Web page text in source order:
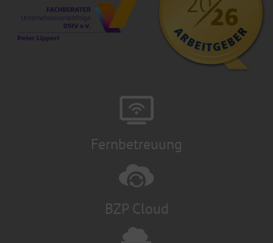
Fernbetreuung
BZP Cloud